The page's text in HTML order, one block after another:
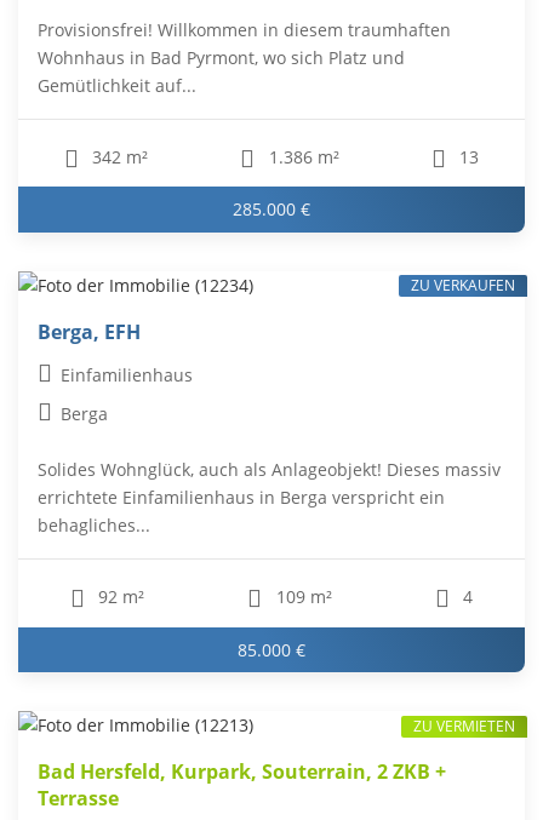
Provisionsfrei! Willkommen in diesem traumhaften
Wohnhaus in Bad Pyrmont, wo sich Platz und
Gemütlichkeit auf...
342 m² 1.386 m² 13
285.000 €
Berga, EFH
Einfamilienhaus
Berga
Solides Wohnglück, auch als Anlageobjekt! Dieses massiv
errichtete Einfamilienhaus in Berga verspricht ein
behagliches...
92 m² 109 m² 4
85.000 €
ZU VERKAUFEN
Bad Hersfeld, Kurpark, Souterrain, 2 ZKB +
Terrasse
ZU VERMIETEN